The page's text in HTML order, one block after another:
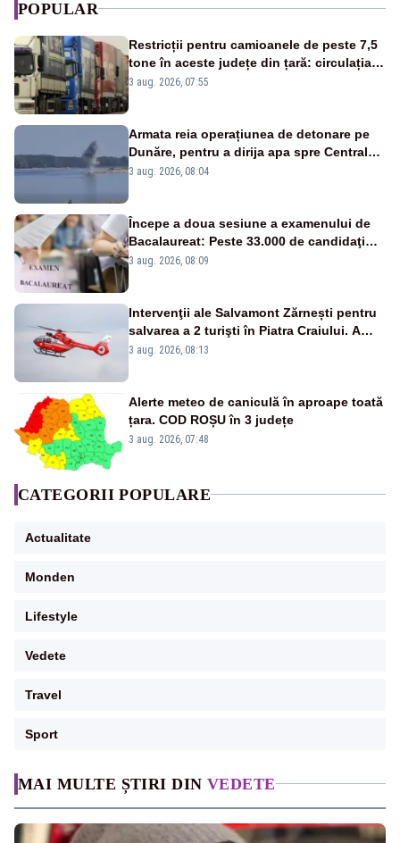
MAI MULTE ȘTIRI DIN VEDETE
POPULAR
Restricții pentru camioanele de peste 7,5
tone în aceste județe din țară: circulația
este interzisă luni, între orele 12:00 și
3 aug. 2026, 07:55
Armata reia operațiunea de detonare pe
Dunăre, pentru a dirija apa spre Centrala
Cernavodă
3 aug. 2026, 08:04
Începe a doua sesiune a examenului de
Bacalaureat: Peste 33.000 de candidaţi
înscrişi
3 aug. 2026, 08:09
Intervenţii ale Salvamont Zărnești pentru
salvarea a 2 turişti în Piatra Craiului. A
fost solicitat elicopterul SMURD
3 aug. 2026, 08:13
Alerte meteo de caniculă în aproape toată
țara. COD ROȘU în 3 județe
3 aug. 2026, 07:48
CATEGORII POPULARE
Actualitate
Monden
Lifestyle
Vedete
Travel
Sport